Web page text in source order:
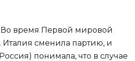
Во время Первой мировой
сменила партию, и
понимала, что в случае